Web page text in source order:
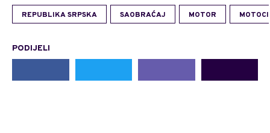
REPUBLIKA SRPSKA SAOBRAĆAJ MOTOR
PODIJELI